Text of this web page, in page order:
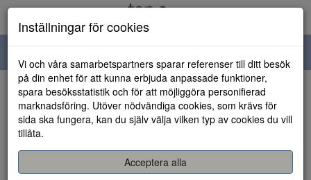
navigation
Visa filter
Varumärke: Soft comfort
Rensa
2 artiklar hittade
Inställningar för cookies
Vi och våra samarbetspartners sparar referenser till ditt besök
på din enhet för att kunna erbjuda anpassade funktioner,
spara besöksstatistik och för att möjliggöra personifierad
marknadsföring. Utöver nödvändiga cookies, som krävs för
sida ska fungera, kan du själv välja vilken typ av cookies du vill
tillåta.
Acceptera alla